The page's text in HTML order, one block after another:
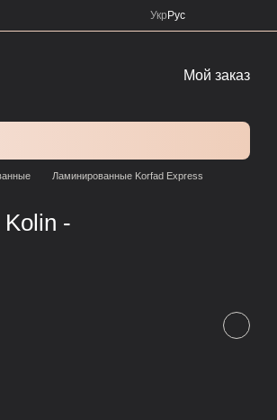
Укр Рус
Мой заказ
Ламинированные Korfad Express
-